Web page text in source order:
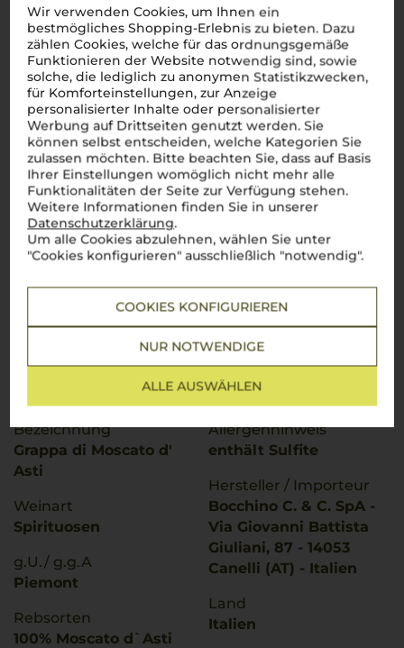
Wir verwenden Cookies, um Ihnen ein
bestmögliches Shopping-Erlebnis zu bieten. Dazu
zählen Cookies, welche für das ordnungsgemäße
Funktionieren der Website notwendig sind, sowie
solche, die lediglich zu anonymen Statistikzwecken,
für Komforteinstellungen, zur Anzeige
personalisierter Inhalte oder personalisierter
Werbung auf Drittseiten genutzt werden. Sie
können selbst entscheiden, welche Kategorien Sie
zulassen möchten. Bitte beachten Sie, dass auf Basis
Ihrer Einstellungen womöglich nicht mehr alle
Funktionalitäten der Seite zur Verfügung stehen.
Weitere Informationen finden Sie in unserer
Datenschutzerklärung.
Um alle Cookies abzulehnen, wählen Sie unter
"Cookies konfigurieren" ausschließlich "notwendig".
COOKIES KONFIGURIEREN
NUR NOTWENDIGE
ALLE AUSWÄHLEN
Es ist noch keine
Kundenbewertung vorhanden.
Schreiben Sie jetzt die erste Bewertung!
JETZT BEWERTEN
Bezeichnung
Grappa di Moscato d'
Asti
Weinart
Spirituosen
g.U./ g.g.A
Piemont
Rebsorten
100% Moscato d`Asti
Kunststoffkorken
Allergenhinweis
enthält Sulfite
Hersteller / Importeur
Bocchino C. & C. SpA -
Via Giovanni Battista
Giuliani, 87 - 14053
Canelli (AT) - Italien
Land
Italien